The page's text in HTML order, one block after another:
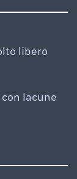
libero
lacune